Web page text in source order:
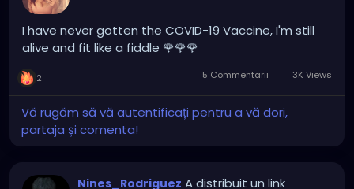
I have never gotten the COVID-19 Vaccine, I'm still
alive and fit like a fiddle 🌹🌹🌹
2 5 Commentarii 3K Views
Vă rugăm să vă autentificați pentru a vă dori,
partaja și comenta!
Nines_Rodriguez A distribuit un link